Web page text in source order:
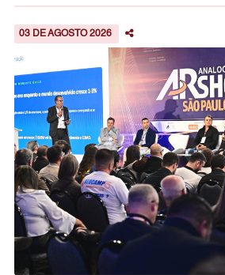
03 DE AGOSTO 2026